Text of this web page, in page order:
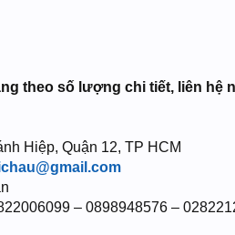
theo số lượng chi tiết, liên hệ
Hiệp, Quận 12, TP HCM
– 0898948576 –